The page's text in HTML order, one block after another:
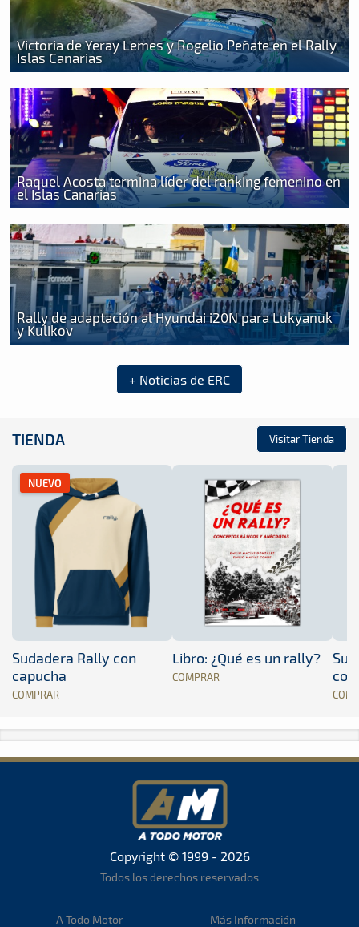
Victoria de Yeray Lemes y Rogelio Peñate en el Rally
Islas Canarias
Raquel Acosta termina líder del ranking femenino en
el Islas Canarias
Rally de adaptación al Hyundai i20N para Lukyanuk
y Kulikov
+ Noticias de ERC
TIENDA Visitar Tienda
NUEVO
Sudadera Rally con
capucha
COMPRAR
Libro: ¿Qué es un rally?
COMPRAR
Copyright © 1999 - 2026
Todos los derechos reservados
A Todo Motor Más Información